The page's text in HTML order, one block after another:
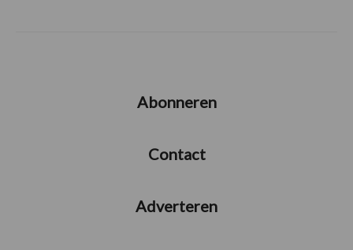
Abonneren
Contact
Adverteren